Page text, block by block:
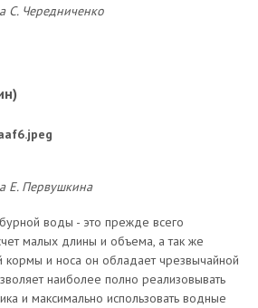
С. Чередниченко
Е. Первушкина
воды - это прежде всего
малых длины и объема, а так же
и носа он обладает чрезвычайной
наиболее полно реализовывать
и максимально использовать водные